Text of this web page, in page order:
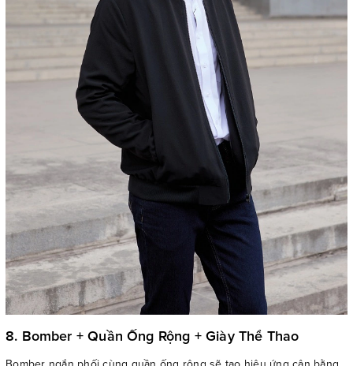
8. Bomber + Quần Ống Rộng + Giày Thể Thao